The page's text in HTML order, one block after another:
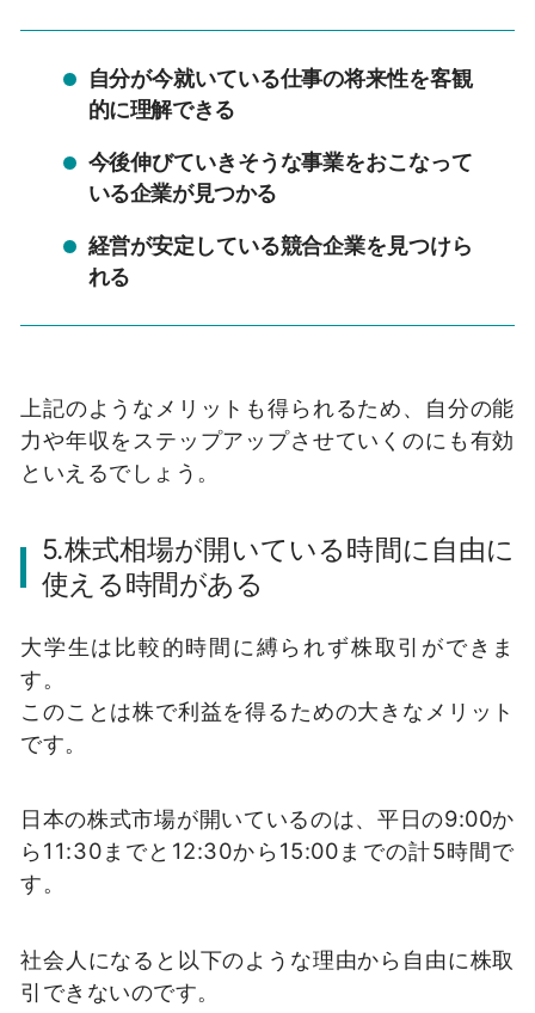
自分が今就いている仕事の将来性を客観
的に理解できる
今後伸びていきそうな事業をおこなって
いる企業が見つかる
経営が安定している競合企業を見つけら
れる
上記のようなメリットも得られるため、自分の能
力や年収をステップアップさせていくのにも有効
といえるでしょう。
5.株式相場が開いている時間に自由に
使える時間がある
大学生は比較的時間に縛られず株取引ができま
す。
このことは株で利益を得るための大きなメリット
です。
日本の株式市場が開いているのは、平日の9:00か
ら11:30までと12:30から15:00までの計5時間で
す。
社会人になると以下のような理由から自由に株取
引できないのです。